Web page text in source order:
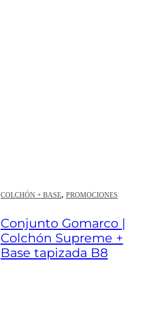
COLCHÓN + BASE, PROMOCIONES
Conjunto Gomarco |
Colchón Supreme +
Base tapizada B8